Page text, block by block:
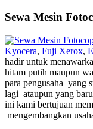
Sewa Mesin
Kyocera, Fuji Xerox,
hadir untuk
hitam putih maupun
para pengusaha yang
lagi ataupun yang
ini kami bertujuan
mengembangkan